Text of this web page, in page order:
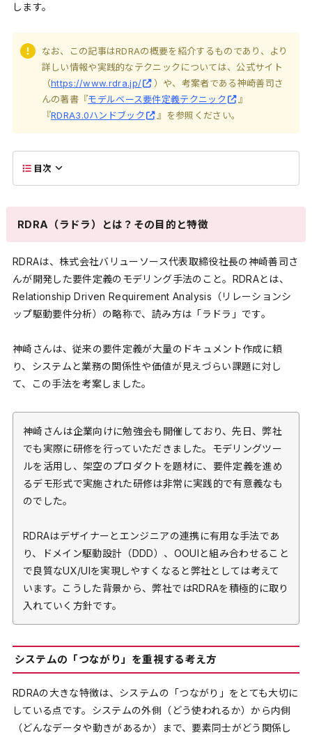
します。
なお、この記事はRDRAの概要を紹介するものであり、より
詳しい情報や実践的なテクニックについては、公式サイト
（https://www.rdra.jp/
）や、考案者である神崎善司さ
んの著書『モデルベース要件定義テクニック
』
『RDRA3.0ハンドブック 』を参照ください。
目次
RDRA（ラドラ）とは？その目的と特徴
RDRAは、株式会社バリューソース代表取締役社長の神崎善司さ
んが開発した要件定義のモデリング手法のこと。RDRAとは、
Relationship Driven Requirement Analysis（リレーションシ
ップ駆動要件分析）の略称で、読み方は「ラドラ」です。
神崎さんは、従来の要件定義が大量のドキュメント作成に頼
り、システムと業務の関係性や価値が見えづらい課題に対し
て、この手法を考案しました。
神崎さんは企業向けに勉強会も開催しており、先日、弊社
でも実際に研修を行っていただきました。モデリングツー
ルを活用し、架空のプロダクトを題材に、要件定義を進め
るデモ形式で実施された研修は非常に実践的で有意義なも
のでした。
RDRAはデザイナーとエンジニアの連携に有用な手法であ
り、ドメイン駆動設計（DDD）、OOUIと組み合わせること
で良質なUX/UIを実現しやすくなると弊社としては考えて
います。こうした背景から、弊社ではRDRAを積極的に取り
入れていく方針です。
システムの「つながり」を重視する考え方
RDRAの大きな特徴は、システムの「つながり」をとても大切に
している点です。システムの外側（どう使われるか）から内側
（どんなデータや動きがあるか）まで、要素同士がどう関係し